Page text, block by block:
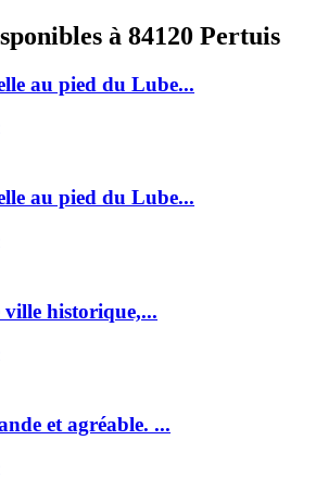
à 84120 Pertuis
au pied du Lube...
au pied du Lube...
ville historique,...
et agréable. ...